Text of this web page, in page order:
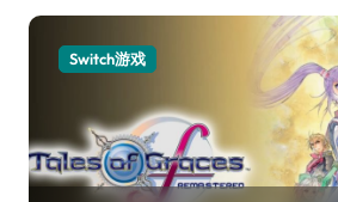
Switch游戏